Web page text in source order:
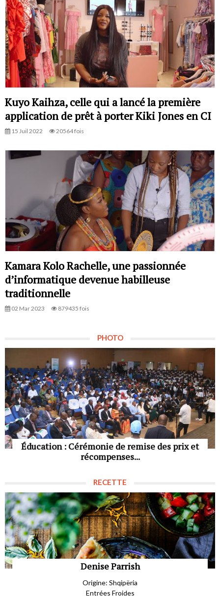
Kuyo Kaihza, celle qui a lancé la première
application de prêt à porter Kiki Jones en CI
15 Juil 2022 20564 fois
Kamara Kolo Rachelle, une passionnée
d’informatique devenue habilleuse
traditionnelle
02 Mar 2023 879435 fois
PHOTO
Éducation : Cérémonie de remise des prix et
récompenses...
RECETTE
Denise Parrish
Origine: Shqipëria
Entrées Froides